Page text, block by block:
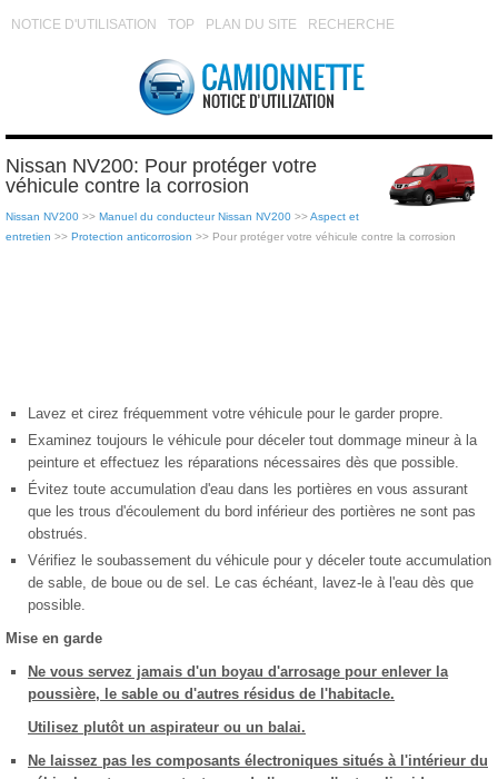
NOTICE D'UTILISATION TOP PLAN DU SITE RECHERCHE
Nissan NV200: Pour protéger votre
véhicule contre la corrosion
Nissan NV200 >> Manuel du conducteur Nissan NV200 >>Aspect et
entretien >> Protection anticorrosion >> Pour protéger votre véhicule contre la corrosion
Lavez et cirez fréquemment votre véhicule pour le garder propre.
Examinez toujours le véhicule pour déceler tout dommage mineur à la
peinture et effectuez les réparations nécessaires dès que possible.
Évitez toute accumulation d'eau dans les portières en vous assurant
que les trous d'écoulement du bord inférieur des portières ne sont pas
obstrués.
Vérifiez le soubassement du véhicule pour y déceler toute accumulation
de sable, de boue ou de sel. Le cas échéant, lavez-le à l'eau dès que
possible.
Mise en garde
Ne vous servez jamais d'un boyau d'arrosage pour enlever la
poussière, le sable ou d'autres résidus de l'habitacle.
Utilisez plutôt un aspirateur ou un balai.
Ne laissez pas les composants électroniques situés à l'intérieur du